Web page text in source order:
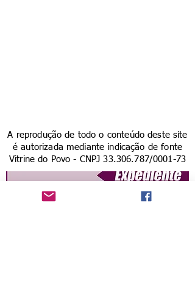
A reprodução de todo o conteúdo deste site
é autorizada mediante indicação de fonte
Vitrine do Povo - CNPJ33.306.787/0001-73